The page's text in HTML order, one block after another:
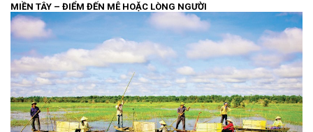
MIỀN TÂY – ĐIỂM ĐẾN MÊ HOẶC LÒNG NGƯỜI